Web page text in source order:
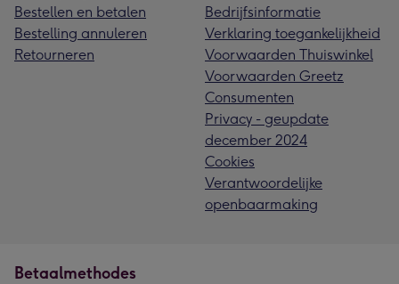
Bestellen en betalen
Bestelling annuleren
Retourneren
Bedrijfsinformatie
Verklaring toegankelijkheid
Voorwaarden Thuiswinkel
Voorwaarden Greetz
Consumenten
Privacy - geupdate
december 2024
Cookies
Verantwoordelijke
openbaarmaking
Betaalmethodes